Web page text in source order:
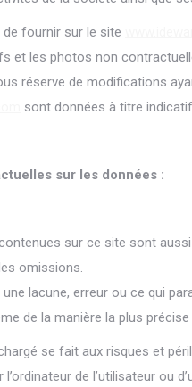
de fournir sur le site
et les photos non
réserve de modifications
sont données à titre
sur les données :
sur ce site sont
omissions.
lacune, erreur ou ce qui
de la manière la plus
se fait aux risques et
de l’utilisateur ou